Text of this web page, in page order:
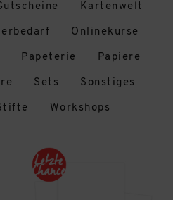
Kartenwelt
Onlinekurse
Papeterie Papiere
Sets Sonstiges
Workshops